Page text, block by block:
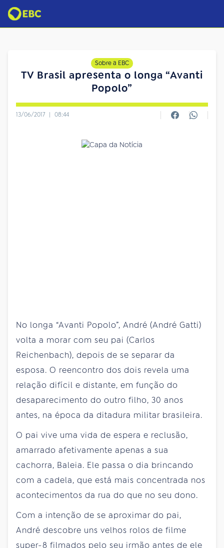
Sobre a EBC
TV Brasil apresenta o longa “Avanti
Popolo”
13/06/2017 | 08:44
No longa “Avanti Popolo”, André (André Gatti)
volta a morar com seu pai (Carlos
Reichenbach), depois de se separar da
esposa. O reencontro dos dois revela uma
relação difícil e distante, em função do
desaparecimento do outro filho, 30 anos
antes, na época da ditadura militar brasileira.
O pai vive uma vida de espera e reclusão,
amarrado afetivamente apenas a sua
cachorra, Baleia. Ele passa o dia brincando
com a cadela, que está mais concentrada nos
acontecimentos da rua do que no seu dono.
Com a intenção de se aproximar do pai,
André descobre uns velhos rolos de filme
super-8 filmados pelo seu irmão antes de ele